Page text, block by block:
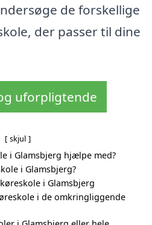
de forskellige
der passer til dine
uforpligtende
skjul
i Glamsbjerg hjælpe med?
i Glamsbjerg?
i Glamsbjerg
i de omkringliggende